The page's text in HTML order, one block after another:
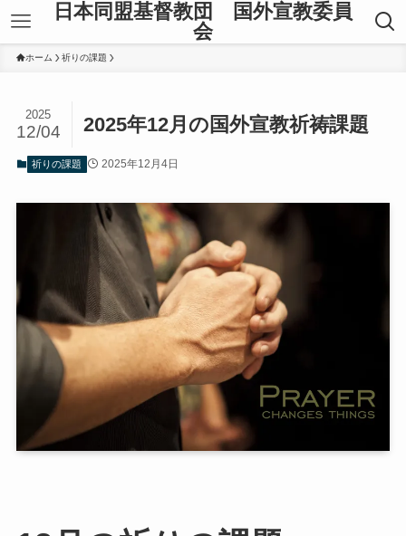
日本同盟基督教団 国外宣教委員
会
ホーム 祈りの課題
2025年12月の国外宣教祈祷課題
2025
12/04
祈りの課題 2025年12月4日